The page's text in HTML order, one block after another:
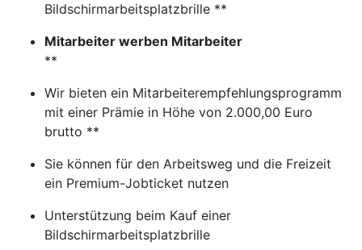
Bildschirmarbeitsplatzbrille **
Mitarbeiter werben Mitarbeiter
**
Wir bieten ein Mitarbeiterempfehlungsprogramm
mit einer Prämie in Höhe von 2.000,00 Euro
brutto **
Sie können für den Arbeitsweg und die Freizeit
ein Premium-Jobticket nutzen
Unterstützung beim Kauf einer
Bildschirmarbeitsplatzbrille